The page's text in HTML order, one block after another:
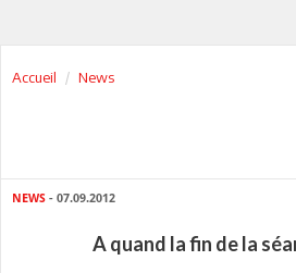
Accueil News
NEWS - 07.09.2012
A quand la fin de la